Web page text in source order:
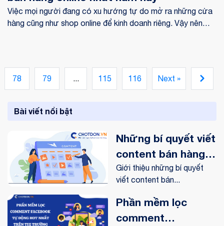
Việc mọi người đang có xu hướng tự do mở ra những cửa
hàng cũng như shop online để kinh doanh riêng. Vậy nên
mặt hàng dễ kinh doanh như một sự gợi ý cho bạn trước
khi bạn kinh doanh.
Next »
78 79 ... 115 116
Bài viết nổi bật
Những bí quyết viết
content bán hàng
online trên
Facebook
Giới thiệu những bí quyết
viết content bán...
Phần mềm lọc
comment